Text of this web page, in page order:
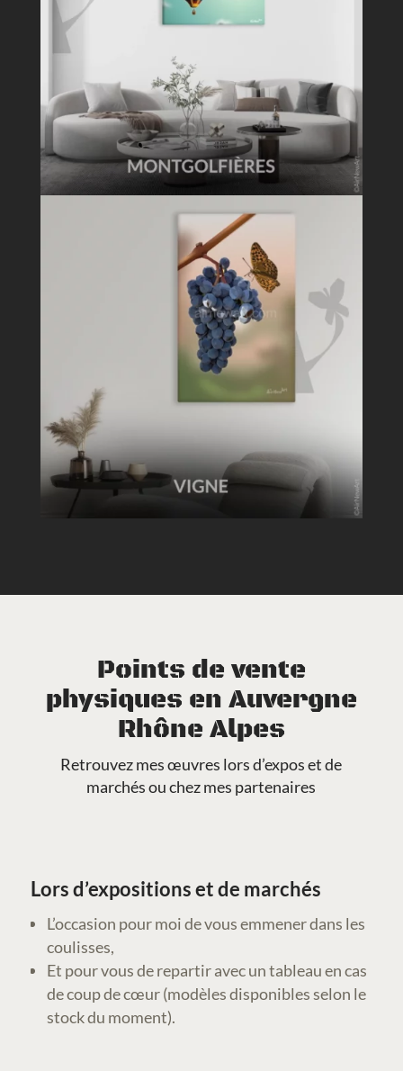
Points de vente
physiques en Auvergne
Rhône Alpes
Retrouvez mes œuvres lors d’expos et de
marchés ou chez mes partenaires
Lors d’expositions et de marchés
L’occasion pour moi de vous emmener dans les
coulisses,
Et pour vous de repartir avec un tableau en cas
de coup de cœur (modèles disponibles selon le
stock du moment).